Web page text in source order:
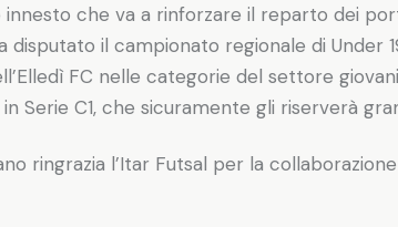
innesto che va a rinforzare il reparto dei
disputato il campionato regionale di Under
FC nelle categorie del settore
Serie C1, che sicuramente gli riserverà
ringrazia l’Itar Futsal per la